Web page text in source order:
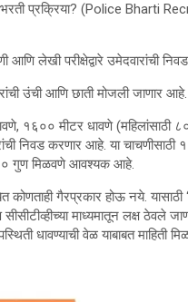
प्रक्रिया? (Police Bharti
आणि लेखी परीक्षेद्वारे उमेदवारांची
उंची आणि छाती मोजली जाणार आहे.
१६०० मीटर धावणे (महिलांसाठी
निवड करणार आहे. या
गुण मिळवणे आवश्यक आहे.
कोणताही गैरप्रकार होऊ नये.
माध्यमातून लक्ष ठेवले
धावण्याची वेळ याबाबत माहिती